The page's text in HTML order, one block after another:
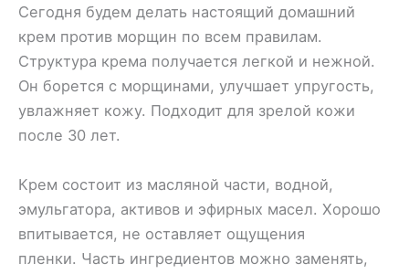
Сегодня будем делать настоящий домашний
крем против морщин по всем правилам.
Структура крема получается легкой и нежной.
Он борется с морщинами, улучшает упругость,
увлажняет кожу. Подходит для зрелой кожи
после 30 лет.
Крем состоит из масляной части, водной,
эмульгатора, активов и эфирных масел. Хорошо
впитывается, не оставляет ощущения
пленки. Часть ингредиентов можно заменять,